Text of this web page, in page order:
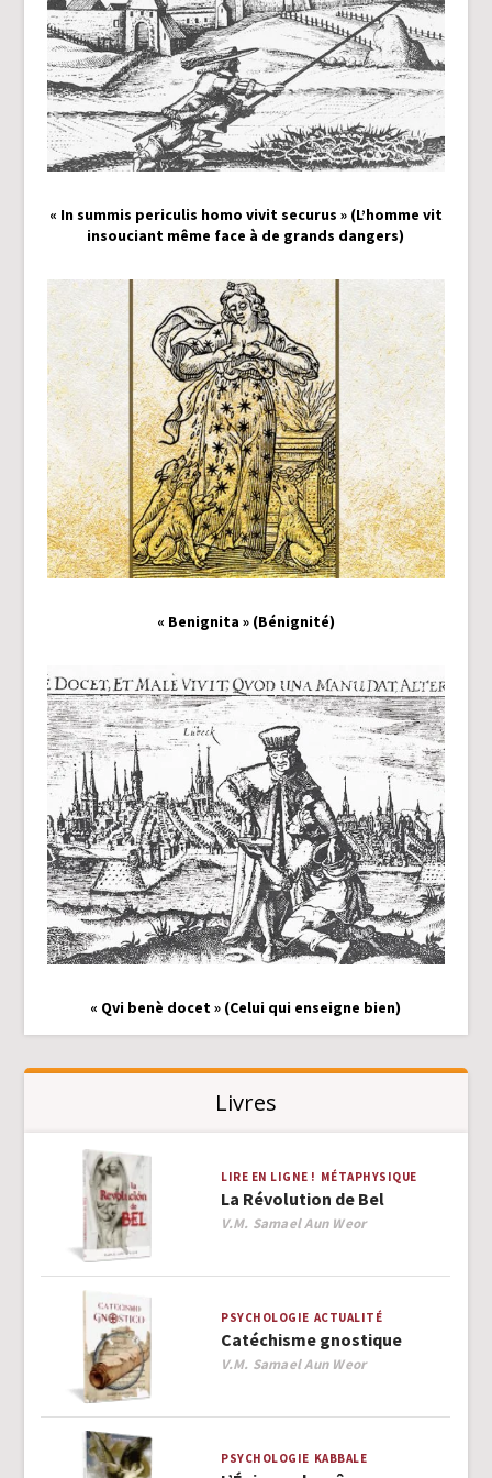
« In summis periculis homo vivit securus » (L’homme vit
insouciant même face à de grands dangers)
« Benignita » (Bénignité)
« Qvi benè docet » (Celui qui enseigne bien)
Livres
LIRE EN LIGNE ! MÉTAPHYSIQUE
La Révolution de Bel
Author
V.M. Samael Aun Weor
PSYCHOLOGIE ACTUALITÉ
Catéchisme gnostique
Author
V.M. Samael Aun Weor
PSYCHOLOGIE KABBALE